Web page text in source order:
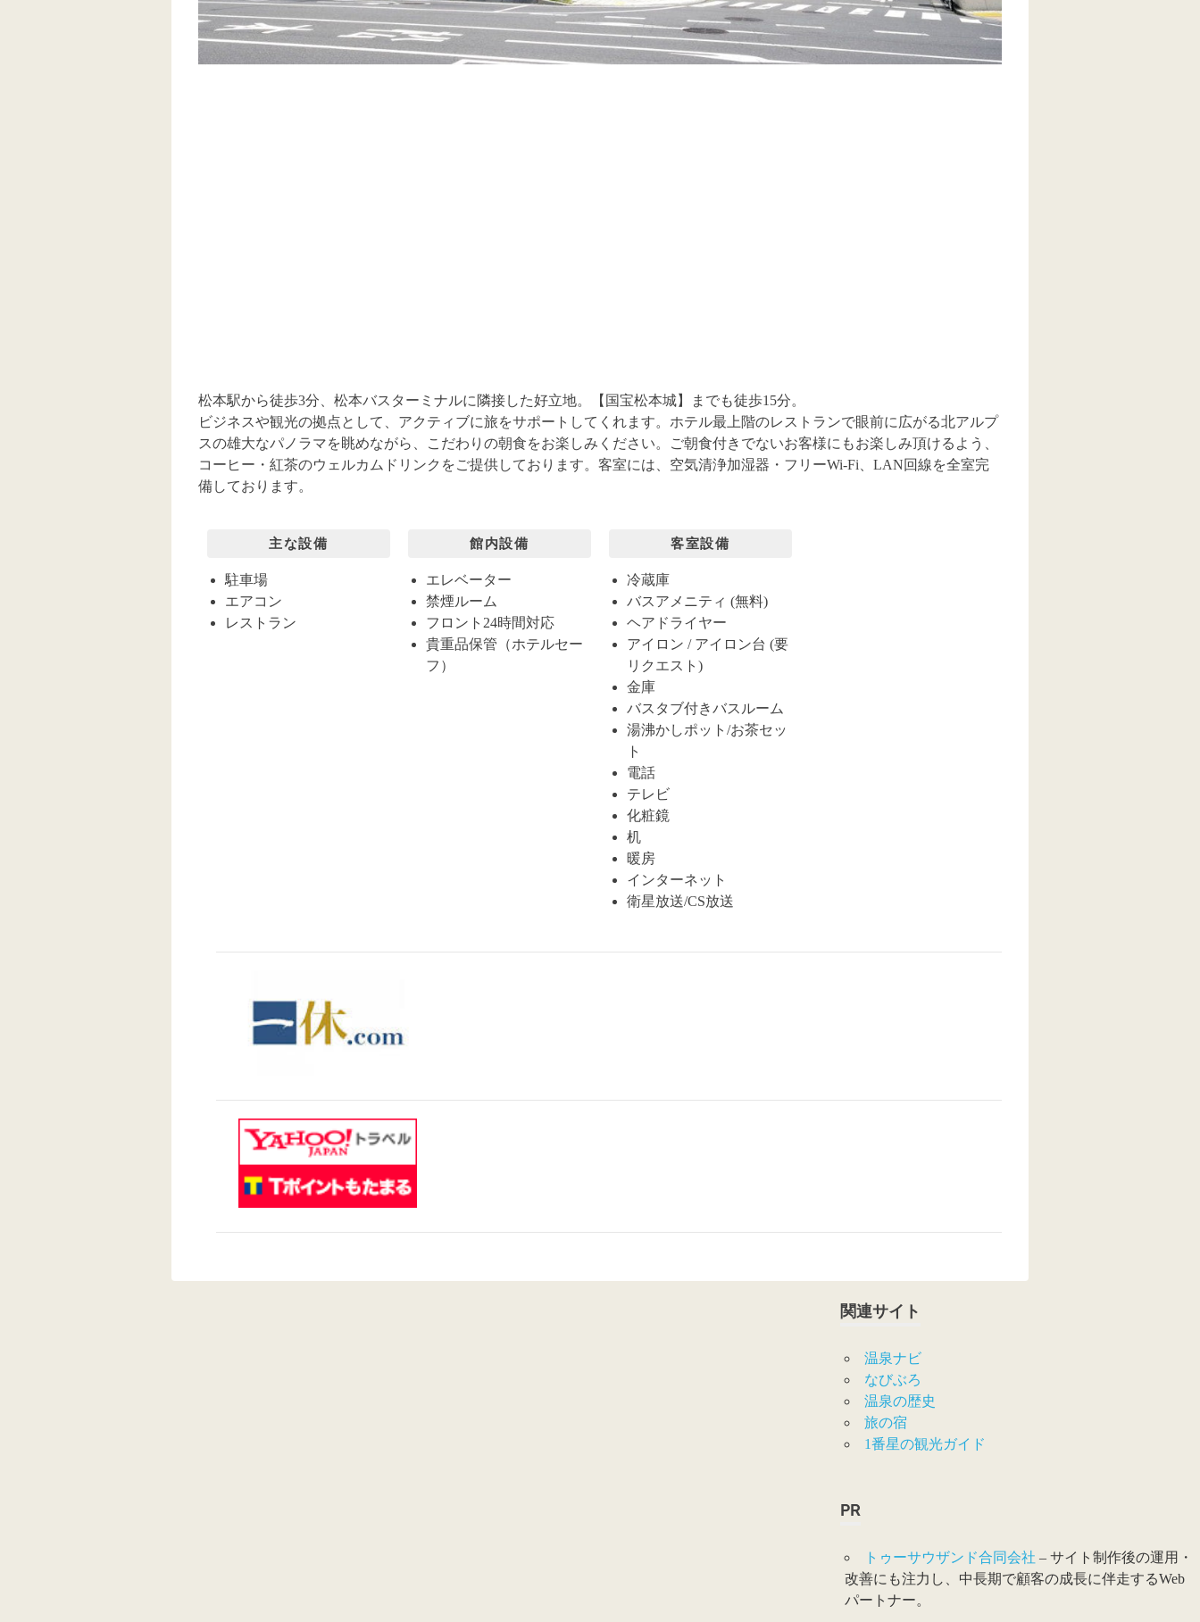
松本駅から徒歩3分、松本バスターミナルに隣接した好立地。【国宝松本城】までも徒歩15分。
ビジネスや観光の拠点として、アクティブに旅をサポートしてくれます。ホテル最上階のレストランで眼前に広がる北アルプ
スの雄大なパノラマを眺めながら、こだわりの朝食をお楽しみください。ご朝食付きでないお客様にもお楽しみ頂けるよう、
コーヒー・紅茶のウェルカムドリンクをご提供しております。客室には、空気清浄加湿器・フリーWi-Fi、LAN回線を全室完
備しております。
主な設備
駐車場
エアコン
レストラン
館内設備
エレベーター
禁煙ルーム
フロント24時間対応
貴重品保管（ホテルセー
フ）
客室設備
冷蔵庫
バスアメニティ (無料)
ヘアドライヤー
アイロン / アイロン台 (要
リクエスト)
金庫
バスタブ付きバスルーム
湯沸かしポット/お茶セッ
ト
電話
テレビ
化粧鏡
机
暖房
インターネット
衛星放送/CS放送
関連サイト
温泉ナビ
なびぶろ
温泉の歴史
旅の宿
1番星の観光ガイド
PR
トゥーサウザンド合同会社 – サイト制作後の運用・
改善にも注力し、中長期で顧客の成長に伴走するWeb
パートナー。